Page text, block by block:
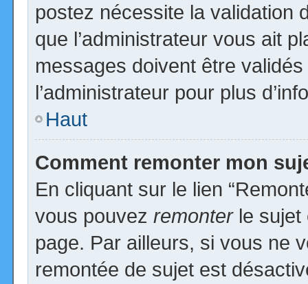
postez nécessite la validation
que l’administrateur vous ait
messages doivent être
l’administrateur pour plus
Haut
Comment remonter mon
En cliquant sur le lien
vous pouvez remonterle sujet
page. Par ailleurs, si vous ne
remontée de sujet est